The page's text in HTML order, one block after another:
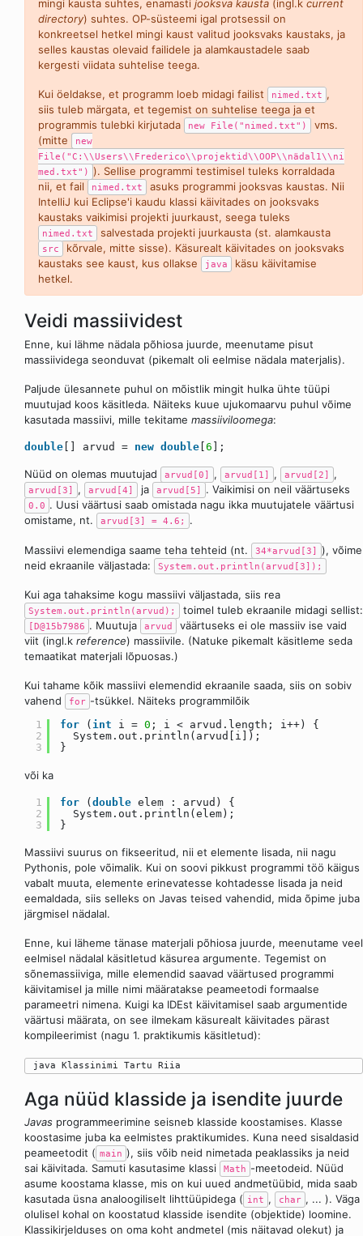
mingi kausta suhtes, enamastijooksva kausta (ingl.kcurrent
directory) suhtes. OP-süsteemi igal protsessil on
konkreetsel hetkel mingi kaust valitud jooksvaks kaustaks, ja
selles kaustas olevaid failidele ja alamkaustadele saab
kergesti viidata suhtelise teega.
Kui öeldakse, et programm loeb midagi failist nimed.txt ,
siis tuleb märgata, et tegemist on suhtelise teega ja et
programmis tulebki kirjutada
new File("nimed.txt")
vms.
(mitte
new
File("C:\\Users\\Frederico\\projektid\\OOP\\nädal1\\ni
med.txt") ). Sellise programmi testimisel tuleks korraldada
nii, et fail
nimed.txt
asuks programmi jooksvas kaustas. Nii
IntelliJ kui Eclipse'i kaudu klassi käivitades on jooksvaks
kaustaks vaikimisi projekti juurkaust, seega tuleks
nimed.txt salvestada projekti juurkausta (st. alamkausta
src
kõrvale, mitte sisse). Käsurealt käivitades on jooksvaks
kaustaks see kaust, kus ollakse
java
käsu käivitamise
hetkel.
Veidi massiividest
Enne, kui lähme nädala põhiosa juurde, meenutame pisut
massiividega seonduvat (pikemalt oli eelmise nädala materjalis).
Paljude ülesannete puhul on mõistlik mingit hulka ühte tüüpi
muutujad koos käsitleda. Näiteks kuue ujukomaarvu puhul võime
kasutada massiivi, mille tekitame massiiviloomega:
double [] arvud = new double 6 ];
Nüüd on olemas muutujad arvud[0] , arvud[1] , arvud[2] ,
arvud[3] , arvud[4] ja arvud[5] . Vaikimisi on neil väärtuseks
0.0 . Uusi väärtusi saab omistada nagu ikka muutujatele väärtusi
omistame, nt.
arvud[3] = 4.6; .
Massiivi elemendiga saame teha tehteid (nt. 34*arvud[3] ), võime
neid ekraanile väljastada:
System.out.println(arvud[3]);
Kui aga tahaksime kogu massiivi väljastada, siis rea
System.out.println(arvud); toimel tuleb ekraanile midagi sellist:
[D@15b7986 . Muutuja arvud
väärtuseks ei ole massiiv ise vaid
viit (ingl.k reference) massiivile. (Natuke pikemalt käsitleme seda
temaatikat materjali lõpuosas.)
Kui tahame kõik massiivi elemendid ekraanile saada, siis on sobiv
vahend
for -tsükkel. Näiteks programmilõik
1
2
3
for ( int i = 0 ; i < arvud.length; i++) {
System.out.println(arvud[i]);
}
või ka
1
2
3
for ( double elem : arvud) {
System.out.println(elem);
}
Massiivi suurus on fikseeritud, nii et elemente lisada, nii nagu
Pythonis, pole võimalik. Kui on soovi pikkust programmi töö käigus
vabalt muuta, elemente erinevatesse kohtadesse lisada ja neid
eemaldada, siis selleks on Javas teised vahendid, mida õpime juba
järgmisel nädalal.
Enne, kui läheme tänase materjali põhiosa juurde, meenutame veel
eelmisel nädalal käsitletud käsurea argumente. Tegemist on
sõnemassiiviga, mille elemendid saavad väärtused programmi
käivitamisel ja mille nimi määratakse peameetodi formaalse
parameetri nimena. Kuigi ka IDEst käivitamisel saab argumentide
väärtusi määrata, on see ilmekam käsurealt käivitades pärast
kompileerimist (nagu 1. praktikumis käsitletud):
Aga nüüd klasside ja isendite juurde
Javas programmeerimine seisneb klasside koostamises. Klasse
koostasime juba ka eelmistes praktikumides. Kuna need sisaldasid
peameetodit ( main ), siis võib neid nimetada peaklassiks ja neid
sai käivitada. Samuti kasutasime klassi
Math -meetodeid. Nüüd
asume koostama klasse, mis on kui uued andmetüübid, mida saab
kasutada üsna analoogiliselt lihttüüpidega ( int , char , ... ). Väga
olulisel kohal on koostatud klasside isendite (objektide) loomine.
Klassikirjelduses on oma koht andmetel (mis näitavad olekut) ja